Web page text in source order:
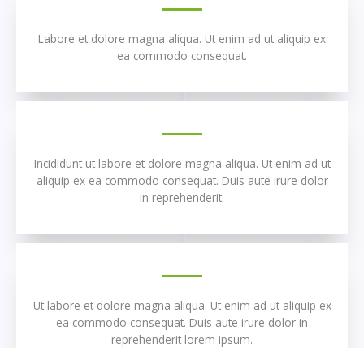
Labore et dolore magna aliqua. Ut enim ad ut aliquip ex
ea commodo consequat.
Incididunt ut labore et dolore magna aliqua. Ut enim ad ut
aliquip ex ea commodo consequat. Duis aute irure dolor
in reprehenderit.
Ut labore et dolore magna aliqua. Ut enim ad ut aliquip ex
ea commodo consequat. Duis aute irure dolor in
reprehenderit lorem ipsum.